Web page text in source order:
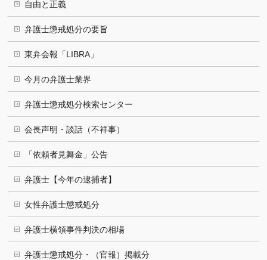
自由と正義
弁護士懲戒処分の要旨
東弁会報「LIBRA」
今月の弁護士業界
弁護士懲戒処分検索センター
会長声明・談話（不祥事）
「依頼者見舞金」公告
弁護士【今年の逮捕者】
女性弁護士懲戒処分
弁護士横領事件判決の相場
弁護士懲戒処分・（官報）掲載分